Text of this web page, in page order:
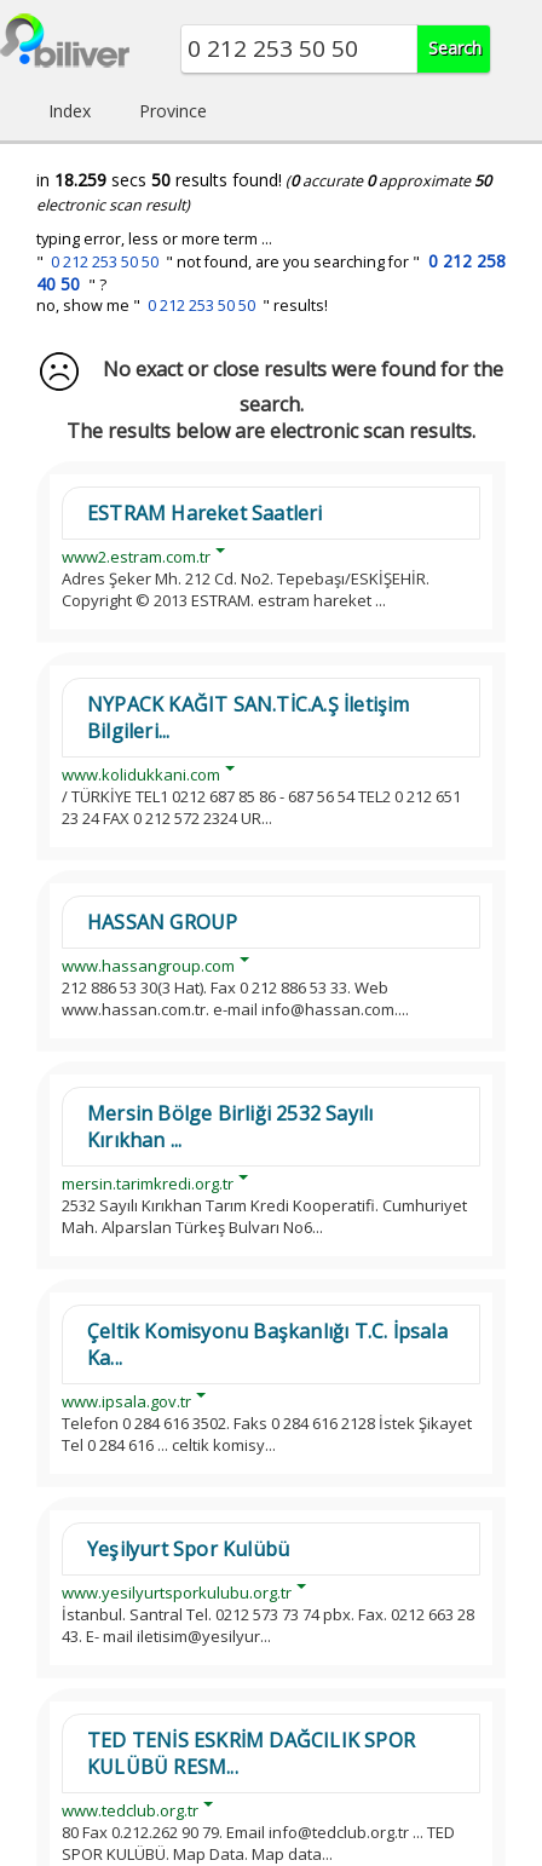
Index Province
in 18.259 secs 50 results found! (0accurate0approximate50
electronic scan result)
typing error, less or more term ...
" 0 212 253 50 50 " not found, are you searching for " 0 212 258
40 50 " ?
no, show me " 0 212 253 50 50 " results!
No exact or close results were found for the
search.
The results below are electronic scan results.
ESTRAM Hareket Saatleri
www2.estram.com.tr
Adres Şeker Mh. 212 Cd. No2. Tepebaşı/ESKİŞEHİR.
Copyright © 2013 ESTRAM. estram hareket ...
NYPACK KAĞIT SAN.TİC.A.Ş İletişim
Bilgileri...
www.kolidukkani.com
/ TÜRKİYE TEL1 0212 687 85 86 - 687 56 54 TEL2 0 212 651
23 24 FAX 0 212 572 2324 UR...
HASSAN GROUP
www.hassangroup.com
212 886 53 30(3 Hat). Fax 0 212 886 53 33. Web
www.hassan.com.tr. e-mail info@hassan.com....
Mersin Bölge Birliği 2532 Sayılı
Kırıkhan ...
mersin.tarimkredi.org.tr
2532 Sayılı Kırıkhan Tarım Kredi Kooperatifi. Cumhuriyet
Mah. Alparslan Türkeş Bulvarı No6...
Çeltik Komisyonu Başkanlığı T.C. İpsala
Ka...
www.ipsala.gov.tr
Telefon 0 284 616 3502. Faks 0 284 616 2128 İstek Şikayet
Tel 0 284 616 ... celtik komisy...
Yeşilyurt Spor Kulübü
www.yesilyurtsporkulubu.org.tr
İstanbul. Santral Tel. 0212 573 73 74 pbx. Fax. 0212 663 28
43. E- mail iletisim@yesilyur...
TED TENİS ESKRİM DAĞCILIK SPOR
KULÜBÜ RESM...
www.tedclub.org.tr
80 Fax 0.212.262 90 79. Email info@tedclub.org.tr ... TED
SPOR KULÜBÜ. Map Data. Map data...